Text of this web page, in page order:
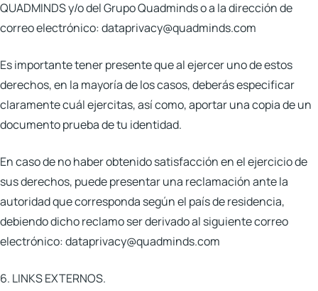
QUADMINDS y/o del Grupo Quadminds o a la dirección de
correo electrónico: dataprivacy@quadminds.com
Es importante tener presente que al ejercer uno de estos
derechos, en la mayoría de los casos, deberás especificar
claramente cuál ejercitas, así como, aportar una copia de un
documento prueba de tu identidad.
En caso de no haber obtenido satisfacción en el ejercicio de
sus derechos, puede presentar una reclamación ante la
autoridad que corresponda según el país de residencia,
debiendo dicho reclamo ser derivado al siguiente correo
electrónico: dataprivacy@quadminds.com
6. LINKS EXTERNOS.